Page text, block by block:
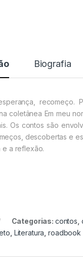
Biografia
recomeço.
coletânea Em meu
Os contos são
descobertas e
e a reflexão.
Categorias: contos
Literatura ,roadbook